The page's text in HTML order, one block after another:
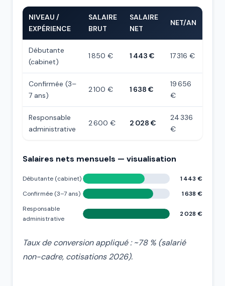
NIVEAU /
EXPÉRIENCE
SALAIRE
BRUT
SALAIRE
NET
NET/AN
Débutante
(cabinet)
1 850 € 1 443 € 17 316 €
Confirmée (3–
7 ans)
2 100 € 1 638 €
19 656
€
Responsable
administrative
2 600 € 2 028 €
24 336
€
Salaires nets mensuels — visualisation
Débutante (cabinet)
1 443 €
Confirmée (3–7 ans)
1 638 €
Responsable
administrative
2 028 €
Taux de conversion appliqué : ~78 % (salarié
non-cadre, cotisations 2026).